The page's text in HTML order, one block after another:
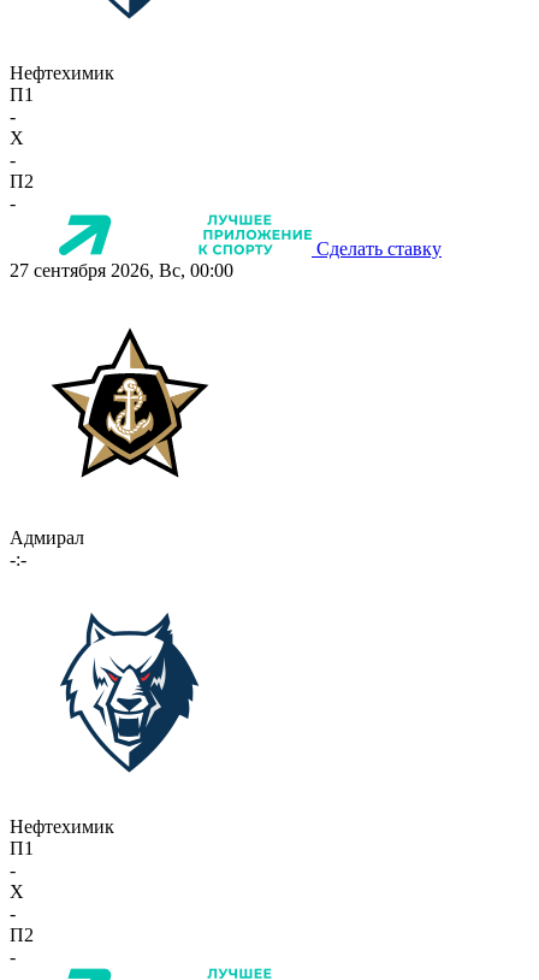
Нефтехимик
П1
-
X
-
П2
-
Сделать ставку
27 сентября 2026, Вс, 00:00
Адмирал
-:-
Нефтехимик
П1
-
X
-
П2
-